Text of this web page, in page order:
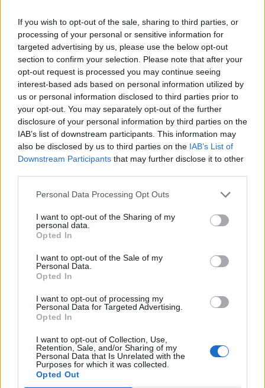
If you wish to opt-out of the sale, sharing to third parties, or
processing of your personal or sensitive information for
targeted advertising by us, please use the below opt-out
section to confirm your selection. Please note that after your
opt-out request is processed you may continue seeing
interest-based ads based on personal information utilized by
us or personal information disclosed to third parties prior to
your opt-out. You may separately opt-out of the further
disclosure of your personal information by third parties on the
IAB’s list of downstream participants. This information may
also be disclosed by us to third parties on the IAB’s List of
Downstream Participants that may further disclose it to other
Personal Data Processing Opt Outs
I want to opt-out of the Sharing of my
personal data.
Opted In
I want to opt-out of the Sale of my
Personal Data.
Opted In
I want to opt-out of processing my
Personal Data for Targeted Advertising.
Opted In
I want to opt-out of Collection, Use,
Retention, Sale, and/or Sharing of my
Personal Data that Is Unrelated with the
Purposes for which it was collected.
Opted Out
0 Svara
Matti Holmgren
5 år sedan
Vad härligt att du besökte Jokkmokk. Jag var med
Björn ut till Aurora-igloon här om dagen och trampade
spår med skotrar. Den där igloon är ju fantastisk!
/ Matti i Jokkmokk
0 Svara
HARADS / ARTIC BATH
Hej där raringar,
Hoppas ni har det jättefint. Här uppe i Norrland är
täckningen inte vad man är van vid 😉 Så det blir lite